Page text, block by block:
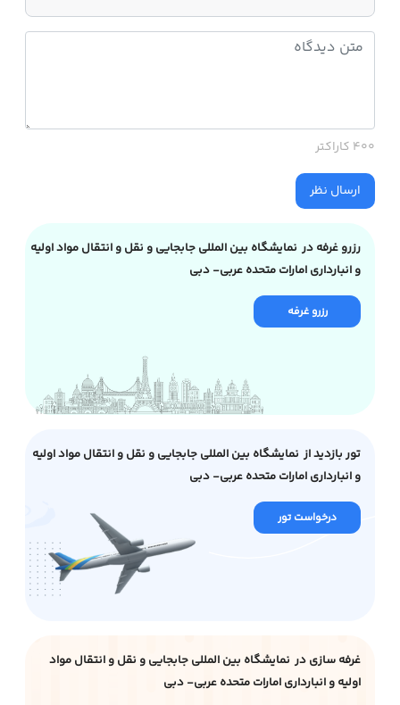
400 کاراکتر
ارسال نظر
رزرو غرفه در نمایشگاه بین المللی جابجایی و نقل و انتقال مواد اولیه
و انبارداری امارات متحده عربی- دبی
رزرو غرفه
تور بازدید از نمایشگاه بین المللی جابجایی و نقل و انتقال مواد اولیه
و انبارداری امارات متحده عربی- دبی
درخواست تور
غرفه سازی در نمایشگاه بین المللی جابجایی و نقل و انتقال مواد
اولیه و انبارداری امارات متحده عربی- دبی